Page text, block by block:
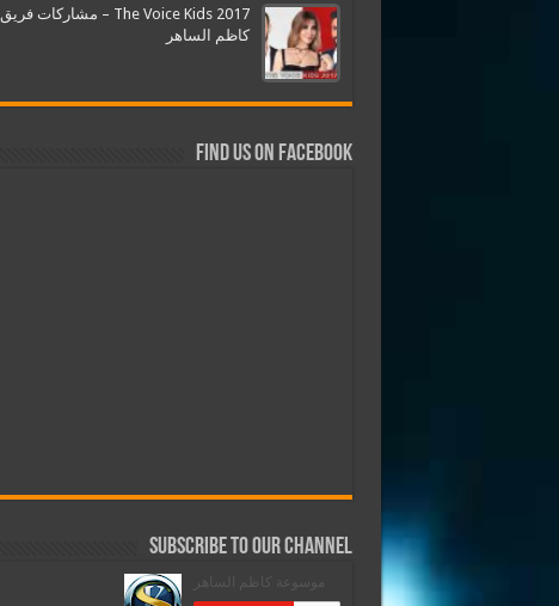
The Voice Kids 2017 – مشاركات فريق
كاظم الساهر
Find us on Facebook
Subscribe to our Channel